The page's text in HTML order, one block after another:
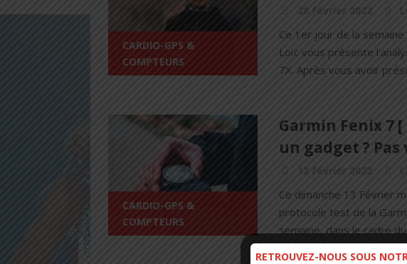
CARDIO-GPS &
COMPTEURS
28 février 2022
Ce 1er jour de la
Loïc vous présente
7X. Après vous avoir
CARDIO-GPS &
COMPTEURS
Garmin Fenix 7
un gadget ?
13 février 2022
Ce dimanche 13 Février
protocole test de la
semaine, dans le cadre
RETROUVEZ-NOUS SOUS